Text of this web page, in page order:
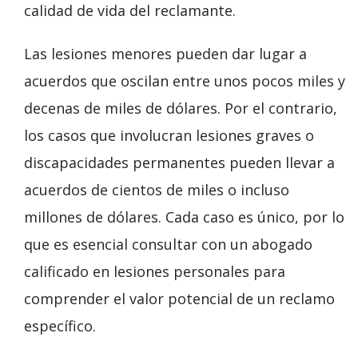
calidad de vida del reclamante.
Las lesiones menores pueden dar lugar a
acuerdos que oscilan entre unos pocos miles y
decenas de miles de dólares. Por el contrario,
los casos que involucran lesiones graves o
discapacidades permanentes pueden llevar a
acuerdos de cientos de miles o incluso
millones de dólares. Cada caso es único, por lo
que es esencial consultar con un abogado
calificado en lesiones personales para
comprender el valor potencial de un reclamo
específico.